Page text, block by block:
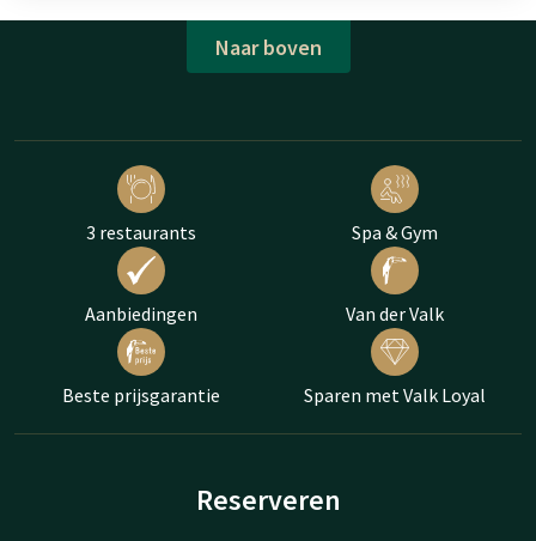
Naar boven
3 restaurants Spa & Gym
Aanbiedingen Van der Valk
Beste prijsgarantie Sparen met Valk Loyal
Reserveren